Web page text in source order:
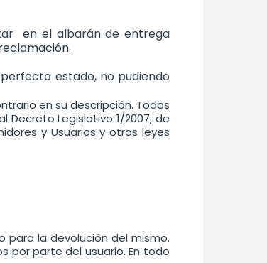
en el albarán de entrega
estado, no pudiendo
en su descripción. Todos
Legislativo 1/2007, de
y Usuarios y otras leyes
para la devolución del mismo.
por parte del usuario. En todo